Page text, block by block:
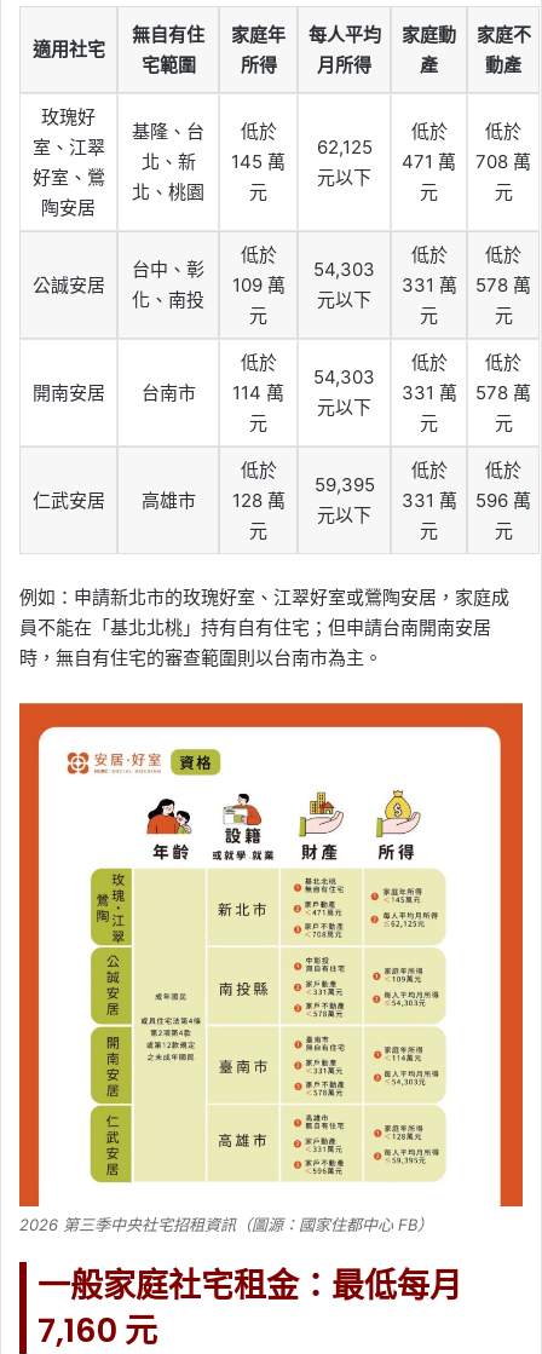
適用社宅
無自有住
宅範圍
家庭年
所得
每人平均
月所得
家庭動
產
家庭不
動產
玫瑰好
室、江翠
好室、鶯
陶安居
基隆、台
北、新
北、桃園
低於
145 萬
元
62,125
元以下
低於
471 萬
元
低於
708 萬
元
公誠安居
台中、彰
化、南投
低於
109 萬
元
54,303
元以下
低於
331 萬
元
低於
578 萬
元
開南安居 台南市
低於
114 萬
元
54,303
元以下
低於
331 萬
元
低於
578 萬
元
仁武安居 高雄市
低於
128 萬
元
59,395
元以下
低於
331 萬
元
低於
596 萬
元
例如：申請新北市的玫瑰好室、江翠好室或鶯陶安居，家庭成
員不能在「基北北桃」持有自有住宅；但申請台南開南安居
時，無自有住宅的審查範圍則以台南市為主。
2026 第三季中央社宅招租資訊（圖源：國家住都中心 FB）
一般家庭社宅租金：最低每月
7,160 元